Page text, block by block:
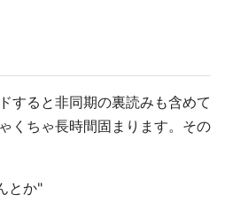
すると非同期の裏読みも含めて
くちゃ長時間固まります。その
とか"